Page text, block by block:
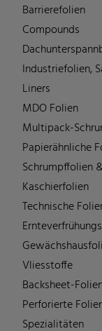
Barrierefolien
Compounds
Industriefolien,
Liners
MDO Folien
Multipack-
Papierähnliche
Schrumpffolien
Kaschierfolien
Technische
Vliesstoffe
Backsheet-
Perforierte
Spezialitäten